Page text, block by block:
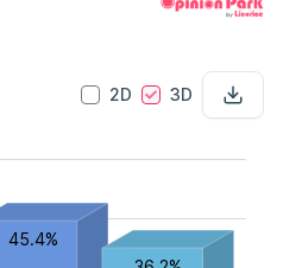
2D 3D
45.4%